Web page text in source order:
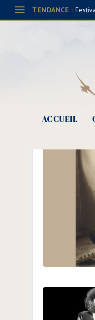
TENDANCE :
ACCUEIL